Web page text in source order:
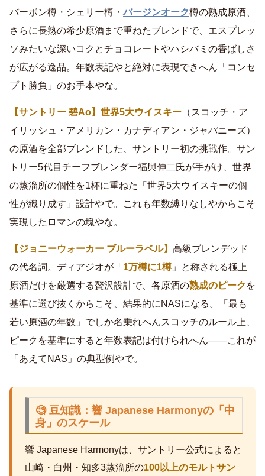
バーボン樽・シェリー樽・ バージンオーク樽の熟成原酒、
さらに長熟の希少原酒まで重ねたブレンドで、エスプレッ
ソみたいな深いコクとチョコレートやハシバミの香ばしさ
が広がる逸品。年数表記やと絶対に表現できへん「コンセ
プト勝負」のお手本やな。
【サントリー 碧Ao】 世界5大ウイスキー （スコッチ・ア
イリッシュ・アメリカン・カナディアン・ジャパニーズ）
の原酒を全部ブレンドした、サントリー初の挑戦作。サン
トリー5代目チーフブレンダー福與伸二氏が手がけ、世界
の蒸溜所の個性を1杯に重ねた「世界5大ウイスキーの個
性が織り成す」設計やで。これも年数縛りなしやからこそ
実現したロマンの塊やな。
【ジョニーウォーカー ブルーラベル】 高級ブレンデッド
の代名詞。ディアジオが「 1万樽に1樽 」と称される極上
原酒だけを厳選する贅沢設計で、各原酒の熟成のピーク を
基準に選び抜くからこそ、結果的にNASになる。「最も
若い原酒の年数」でしか名乗れへんスコッチのルール上、
ピークを基準にすると年数表記は付けられへん――これが
「あえてNAS」の典型例やで。
🧐 豆知識：響 Japanese Harmonyの「中
身」のスケール
響 Japanese Harmonyは、サントリー公式によると
山崎・白州・知多3蒸溜所の100以上のモルトサン